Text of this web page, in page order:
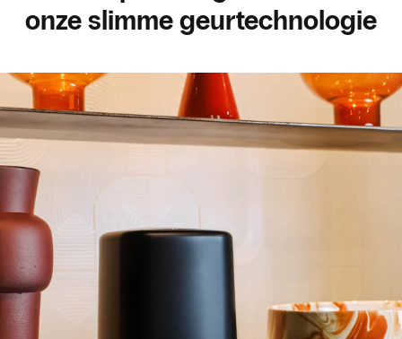
onze slimme geurtechnologie